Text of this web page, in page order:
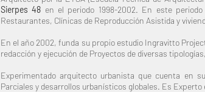
Sierpes 48 en el periodo 1998-2002. En este
Restaurantes, Clínicas de Reproducción Asistida y
En el año 2002, funda su propio estudio Ingravitto
redacción y ejecución de Proyectos de diversas
Experimentado arquitecto urbanista que cuenta en
Parciales y desarrollos urbanísticos globales. Es Experto